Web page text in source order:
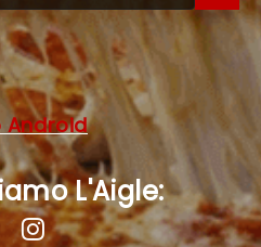
L'Aigle: